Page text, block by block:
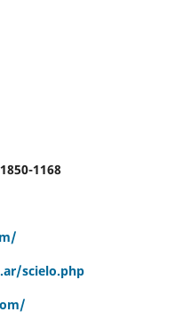
1168
scielo.php